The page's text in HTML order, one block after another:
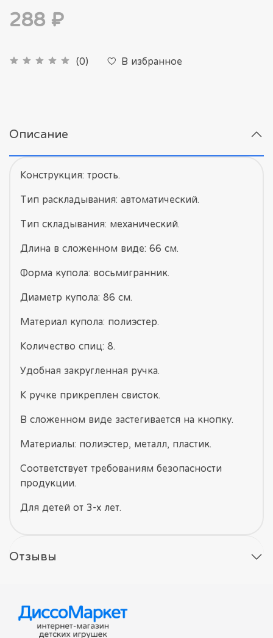
(0) В избранное
288 ₽
Описание
Конструкция: трость.
Тип раскладывания: автоматический.
Тип складывания: механический.
Длина в сложенном виде: 66 см.
Форма купола: восьмигранник.
Диаметр купола: 86 см.
Материал купола: полиэстер.
Количество спиц: 8.
Удобная закругленная ручка.
К ручке прикреплен свисток.
В сложенном виде застегивается на кнопку.
Материалы: полиэстер, металл, пластик.
Соответствует требованиям безопасности
продукции.
Для детей от 3-х лет.
Отзывы